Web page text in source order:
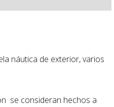
náutica de exterior, varios
se consideran hechos a